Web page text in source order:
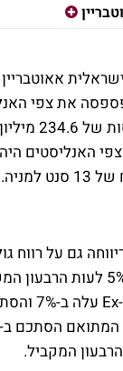
אאוטבריין
את צפי
החברה
צפי האנליסטים
מיליון דולר, עלייה של 5%